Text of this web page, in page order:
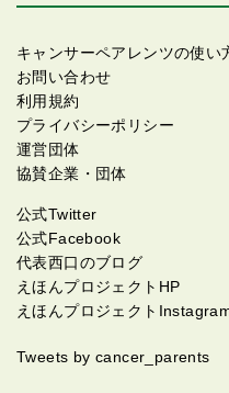
キャンサーペアレンツの使い
お問い合わせ
利用規約
プライバシーポリシー
運営団体
協賛企業・団体
公式Twitter
公式Facebook
代表西口のブログ
えほんプロジェクトHP
えほんプロジェクト
Tweets by cancer_parents